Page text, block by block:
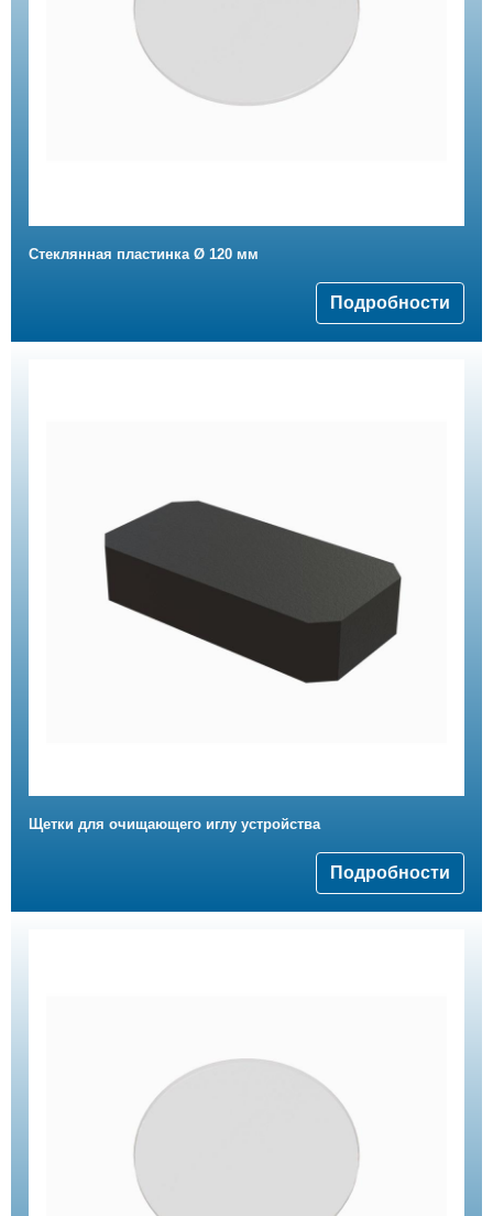
Стеклянная пластинка Ø 120 мм
Подробности
Щетки для очищающего иглу устройства
Подробности